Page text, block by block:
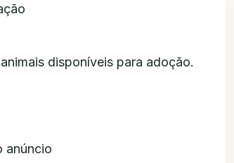
disponíveis para adoção.
anúncio